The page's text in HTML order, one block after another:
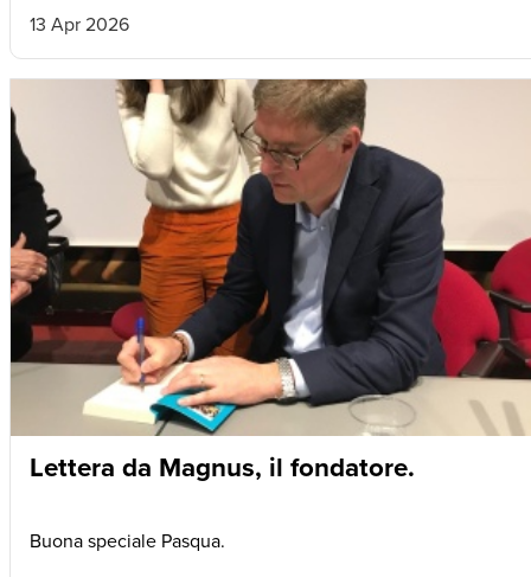
13 Apr 2026
Lettera da Magnus, il fondatore.
Buona speciale Pasqua.